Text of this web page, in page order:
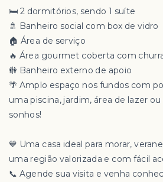
🛏️ 2 dormitórios, sendo 1 suíte
🚿 Banheiro social com box de vidro
🏠 Área de serviço
🔥 Área gourmet coberta com
🚻 Banheiro externo de apoio
🌴 Amplo espaço nos fundos com
uma piscina, jardim, área de lazer
sonhos!
💙 Uma casa ideal para morar,
uma região valorizada e com fácil
📞 Agende sua visita e venha